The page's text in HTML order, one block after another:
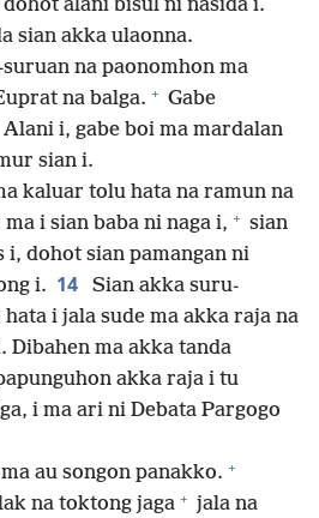
alani bisul ni nasida i.
sian akka ulaonna.
na paonomhon ma
na balga. + Gabe
Alani i, gabe boi ma mardalan
sian i.
kaluar tolu hata na ramun na
i sian baba ni naga i, + sian
i, dohot sian pamangan ni
i. 14
Sian akka suru-
i jala sude ma akka raja na
Dibahen ma akka tanda
akka raja i tu
i ma ari ni Debata Pargogo
au songon panakko. +
na toktong jaga + jala na